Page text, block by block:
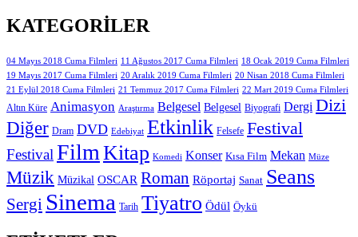
KATEGORILER
04 Mayıs 2018 Cuma Filmleri 11 Ağustos 2017 Cuma Filmleri 18 Ocak 2019 Cuma Filmleri
19 Mayıs 2017 Cuma Filmleri 20 Aralık 2019 Cuma Filmleri 20 Nisan 2018 Cuma Filmleri
21 Eylül 2018 Cuma Filmleri 21 Temmuz 2017 Cuma Filmleri 22 Mart 2019 Cuma Filmleri
Altın Küre Animasyon Araştırma Belgesel Belgesel Biyografi Dergi Dizi
Diğer Dram DVD Edebiyat Etkinlik Felsefe Festival
Festival Film Kitap Komedi Konser Kısa Film Mekan Müze
Müzik Müzikal OSCAR Roman Röportaj Sanat Seans
Sergi Sinema Tarih Tiyatro Ödül Öykü